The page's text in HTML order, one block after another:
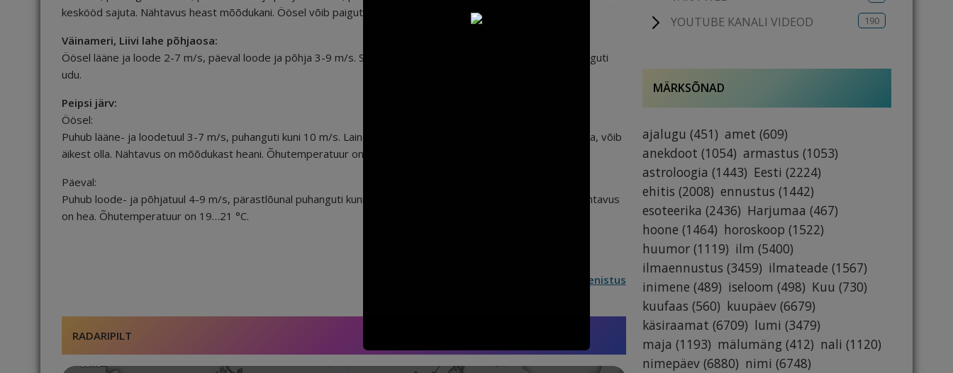
keskööd sajuta. Nähtavus heast mõõdukani. Öösel võib paiguti tekkida udu.
Väinameri, Liivi lahe põhjaosa:
Öösel lääne ja loode 2-7 m/s, päeval loode ja põhja 3-9 m/s. Sajuta. Nähtavus heast mõõdukani, öösel on paiguti
udu.
Peipsi järv:
Öösel:
Puhub lääne- ja loodetuul 3-7 m/s, puhanguti kuni 10 m/s. Laine kõrgus on 0,4-0,9 m. Öö hakul sajab hoovihma, võib
äikest olla. Nähtavus on mõõdukast heani. Õhutemperatuur on 15…16 °C.
Päeval:
Puhub loode- ja põhjatuul 4-9 m/s, pärastlõunal puhanguti kuni 12 m/s. Laine kõrgus on 0,6-1,2 m. Sajuta. Nähtavus
on hea. Õhutemperatuur on 19…21 °C.
Riigi Ilmateenistus
RADARIPILT
YOUTUBE KANALI VIDEOD 190
MÄRKSÕNAD
ajalugu (451) amet (609)
anekdoot (1054) armastus (1053)
astroloogia (1443) Eesti (2224)
ehitis (2008) ennustus (1442)
esoteerika (2436) Harjumaa (467)
hoone (1464) horoskoop (1522)
huumor (1119) ilm (5400)
ilmaennustus (3459) ilmateade (1567)
inimene (489) iseloom (498) Kuu (730)
kuufaas (560) kuupäev (6679)
käsiraamat (6709) lumi (3479)
maja (1193) mälumäng (412) nali (1120)
nimepäev (6880) nimi (6748)